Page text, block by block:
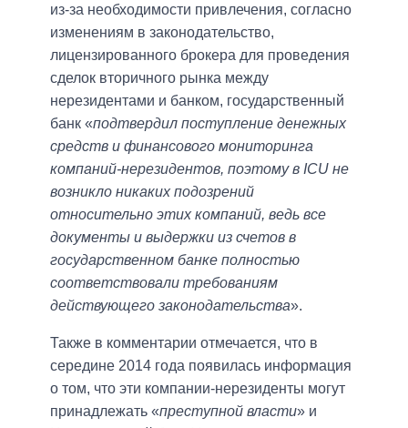
из-за необходимости привлечения, согласно
изменениям в законодательство,
лицензированного брокера для проведения
сделок вторичного рынка между
нерезидентами и банком, государственный
банк «подтвердил поступление денежных
средств и финансового мониторинга
компаний-нерезидентов, поэтому в ICU не
возникло никаких подозрений
относительно этих компаний, ведь все
документы и выдержки из счетов в
государственном банке полностью
соответствовали требованиям
действующего законодательства».
Также в комментарии отмечается, что в
середине 2014 года появилась информация
о том, что эти компании-нерезиденты могут
принадлежать «преступной власти» и